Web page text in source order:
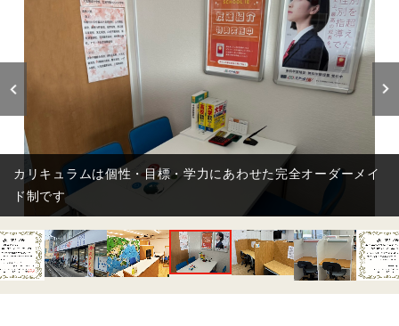
カリキュラムは個性・目標・学力にあわせた完全オーダーメイ
ド制です